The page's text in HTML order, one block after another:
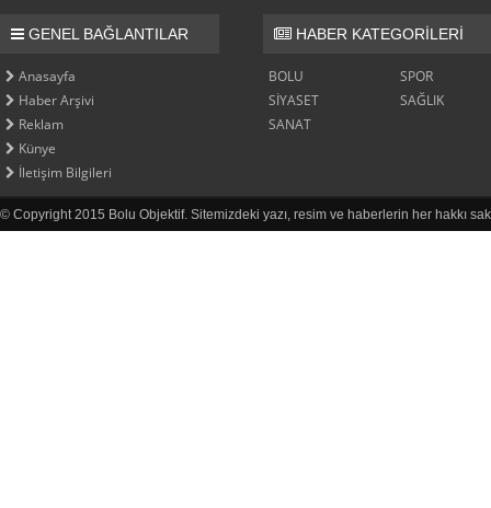
GENEL BAĞLANTILAR
Anasayfa
Haber Arşivi
Reklam
Künye
İletişim Bilgileri
HABER KATEGORİLERİ
BOLU
SPOR
SİYASET
SAĞLIK
SANAT
© Copyright 2015 Bolu Objektif. Sitemizdeki yazı, resim ve haberlerin her hakkı